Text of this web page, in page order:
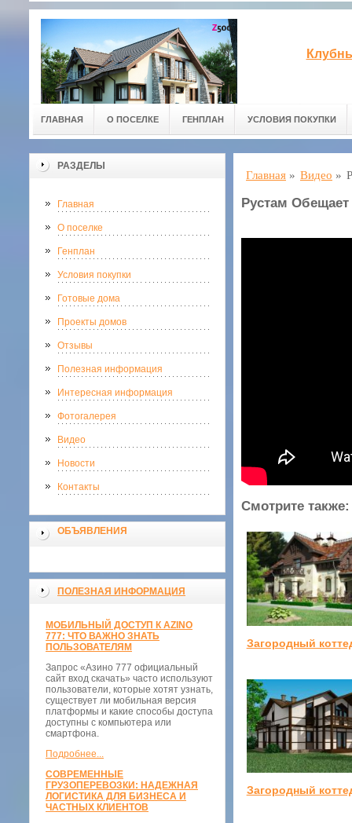
ГЛАВНАЯ О ПОСЕЛКЕ ГЕНПЛАН УСЛОВИЯ ПОКУПКИ
РАЗДЕЛЫ
Главная
О поселке
Генплан
Условия покупки
Готовые дома
Проекты домов
Отзывы
Полезная информация
Интересная информация
Фотогалерея
Видео
Новости
Контакты
ОБЪЯВЛЕНИЯ
ПОЛЕЗНАЯ ИНФОРМАЦИЯ
МОБИЛЬНЫЙ ДОСТУП К AZINO
777: ЧТО ВАЖНО ЗНАТЬ
ПОЛЬЗОВАТЕЛЯМ
Запрос «Азино 777 официальный
сайт вход скачать» часто используют
пользователи, которые хотят узнать,
существует ли мобильная версия
платформы и какие способы доступа
доступны с компьютера или
смартфона.
Подробнее...
СОВРЕМЕННЫЕ
ГРУЗОПЕРЕВОЗКИ: НАДЕЖНАЯ
ЛОГИСТИКА ДЛЯ БИЗНЕСА И
ЧАСТНЫХ КЛИЕНТОВ
Главная » Видео »
Рустам
Смотрите также:
Загородный
Загородный